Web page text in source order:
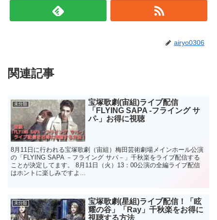
airyo0306
関連記事
未分類
宝塚歌劇(宙組)ライブ配信
「FLYING SAPA -フライング サ
パ-」お得に視聴
8月11日に行われる宝塚歌劇（宙組）梅田芸術劇場メインホール公演
の「FLYING SAPA －フライング サパ－」千秋楽をライブ配信する
ことが決定してます。 8月11日（火）13：00公演の全編ライブ配信
はホントに楽しみですよ...
未分類
宝塚歌劇(星組)ライブ配信！「眩
耀の谷」「Ray」千秋楽をお得に
視聴する方法